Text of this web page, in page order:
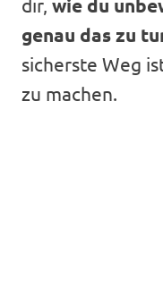
genau das zu
sicherste Weg
zu machen.